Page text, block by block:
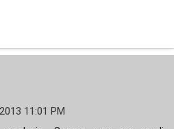
11:01 PM